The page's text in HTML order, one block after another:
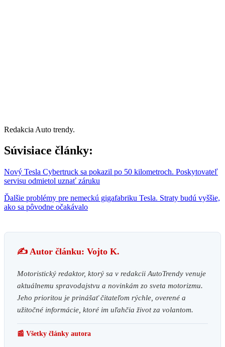
Redakcia Auto trendy.
Súvisiace články:
Nový Tesla Cybertruck sa pokazil po 50 kilometroch. Poskytovateľ
servisu odmietol uznať záruku
Ďalšie problémy pre nemeckú gigafabriku Tesla. Straty budú vyššie,
ako sa pôvodne očakávalo
✍️ Autor článku: Vojto K.
Motoristický redaktor, ktorý sa v redakcii AutoTrendy venuje
aktuálnemu spravodajstvu a novinkám zo sveta motorizmu.
Jeho prioritou je prinášať čitateľom rýchle, overené a
užitočné informácie, ktoré im uľahčia život za volantom.
📰 Všetky články autora